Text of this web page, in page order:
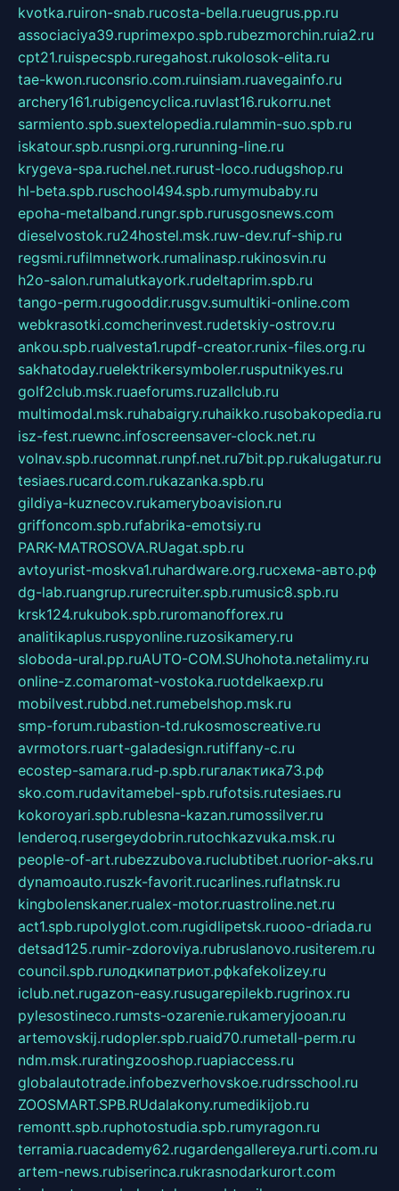
kvotka.ruiron-snab.rucosta-bella.rueugrus.pp.ru
associaciya39.ruprimexpo.spb.rubezmorchin.ruia2.ru
cpt21.ruispecspb.ruregahost.rukolosok-elita.ru
tae-kwon.ruconsrio.com.ruinsiam.ruavegainfo.ru
archery161.rubigencyclica.ruvlast16.rukorru.net
sarmiento.spb.suextelopedia.rulammin-suo.spb.ru
iskatour.spb.rusnpi.org.rurunning-line.ru
krygeva-spa.ruchel.net.rurust-loco.rudugshop.ru
hl-beta.spb.ruschool494.spb.rumymubaby.ru
epoha-metalband.rungr.spb.rurusgosnews.com
dieselvostok.ru24hostel.msk.ruw-dev.ruf-ship.ru
regsmi.rufilmnetwork.rumalinasp.rukinosvin.ru
h2o-salon.rumalutkayork.rudeltaprim.spb.ru
tango-perm.rugooddir.rusgv.sumultiki-online.com
webkrasotki.comcherinvest.rudetskiy-ostrov.ru
ankou.spb.rualvesta1.rupdf-creator.runix-files.org.ru
sakhatoday.ruelektrikersymboler.rusputnikyes.ru
golf2club.msk.ruaeforums.ruzallclub.ru
multimodal.msk.ruhabaigry.ruhaikko.rusobakopedia.ru
isz-fest.ruewnc.infoscreensaver-clock.net.ru
volnav.spb.rucomnat.runpf.net.ru7bit.pp.rukalugatur.ru
tesiaes.rucard.com.rukazanka.spb.ru
gildiya-kuznecov.rukameryboavision.ru
griffoncom.spb.rufabrika-emotsiy.ru
PARK-MATROSOVA.RUagat.spb.ru
avtoyurist-moskva1.ruhardware.org.ruсхема-авто.рф
dg-lab.ruangrup.rurecruiter.spb.rumusic8.spb.ru
krsk124.rukubok.spb.ruromanofforex.ru
analitikaplus.ruspyonline.ruzosikamery.ru
sloboda-ural.pp.ruAUTO-COM.SUhohota.netalimy.ru
online-z.comaromat-vostoka.ruotdelkaexp.ru
mobilvest.rubbd.net.rumebelshop.msk.ru
smp-forum.rubastion-td.rukosmoscreative.ru
avrmotors.ruart-galadesign.rutiffany-c.ru
ecostep-samara.rud-p.spb.ruгалактика73.рф
sko.com.rudavitamebel-spb.rufotsis.rutesiaes.ru
kokoroyari.spb.rublesna-kazan.rumossilver.ru
lenderoq.rusergeydobrin.rutochkazvuka.msk.ru
people-of-art.rubezzubova.ruclubtibet.ruorior-aks.ru
dynamoauto.ruszk-favorit.rucarlines.ruflatnsk.ru
kingbolenskaner.rualex-motor.ruastroline.net.ru
act1.spb.rupolyglot.com.rugidlipetsk.ruooo-driada.ru
detsad125.rumir-zdoroviya.rubruslanovo.rusiterem.ru
council.spb.ruлодкипатриот.рфkafekolizey.ru
iclub.net.rugazon-easy.rusugarepilekb.rugrinox.ru
pylesostineco.rumsts-ozarenie.rukameryjooan.ru
artemovskij.rudopler.spb.ruaid70.rumetall-perm.ru
ndm.msk.ruratingzooshop.ruapiaccess.ru
globalautotrade.infobezverhovskoe.rudrsschool.ru
ZOOSMART.SPB.RUdalakony.rumedikijob.ru
remontt.spb.ruphotostudia.spb.rumyragon.ru
terramia.ruacademy62.rugardengallereya.rurti.com.ru
artem-news.rubiserinca.rukrasnodarkurort.com